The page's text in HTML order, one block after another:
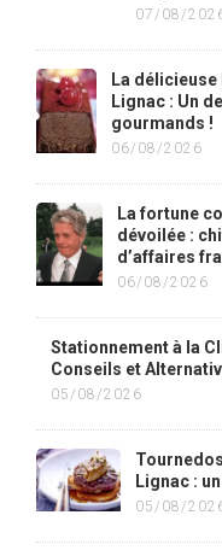
07/08/
La
Lignac : Un
gourmands !
06/08/2026
La fortune
dévoilée :
d’affaires
06/08/2026
Stationnement à la
Conseils et
05/08/2026
Lignac :
05/08/